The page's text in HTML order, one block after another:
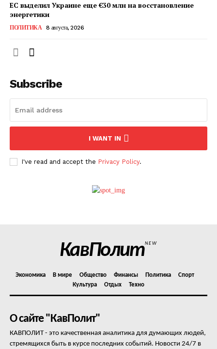
О нас
Политика конфиденциальности
ЕС выделил Украине еще €30 млн на восстановление
энергетики
ПОЛИТИКА 8 августа, 2026
Subscribe
I WANT IN
I've read and accept the Privacy Policy.
КавПолитNEW
Экономика В мире Общество Финансы Политика
Спорт
Культура
Отдых Техно
О сайте "КавПолит"
КАВПОЛИТ - это качественная аналитика для думающих людей,
стремящихся быть в курсе последних событий. Новости 24/7 в